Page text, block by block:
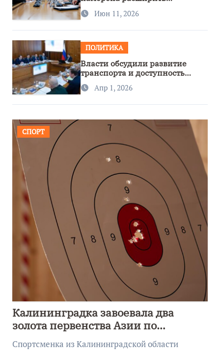
сотрудничество с Узбекистаном
Июн 11, 2026
ПОЛИТИКА
Власти обсудили развитие
транспорта и доступность
региона
Апр 1, 2026
СПОРТ
Калининградка завоевала два
золота первенства Азии по
метанию ножа
Спортсменка из Калининградской области